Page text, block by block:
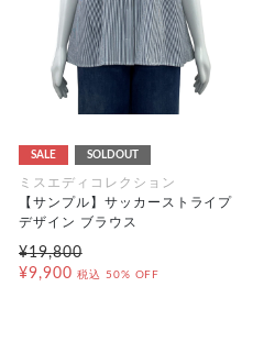
SALE SOLDOUT
ミスエディコレクション
【サンプル】サッカーストライプ
デザイン ブラウス
¥19,800
¥9,900 税込 50% OFF